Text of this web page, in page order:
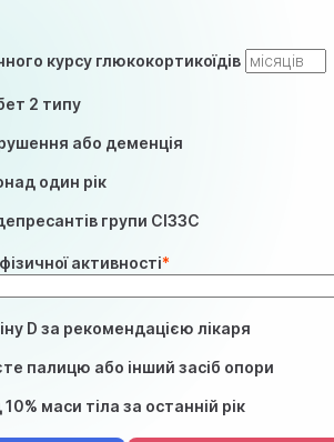
курсу глюкокортикоїдів
2 типу
або деменція
один рік
групи СІЗЗС
активності
D за рекомендацією лікаря
палицю або інший засіб опори
маси тіла за останній рік